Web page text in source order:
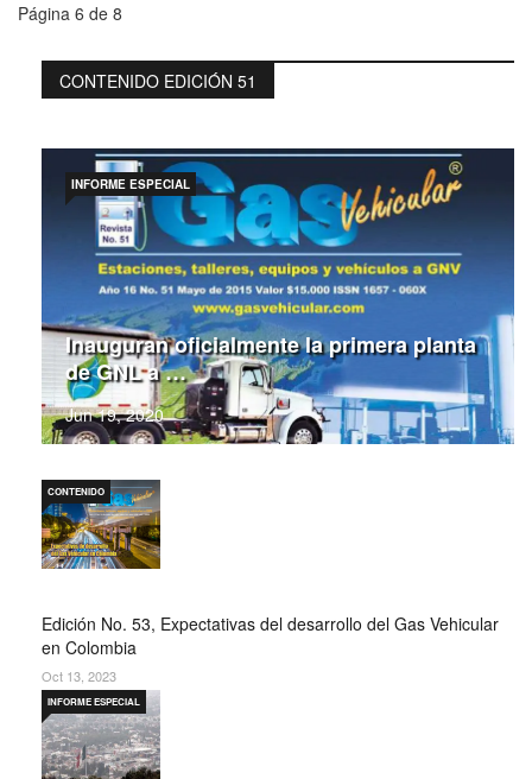
Página 6 de 8
CONTENIDO EDICIÓN 51
Inauguran oficialmente la primera planta
de GNL a …
Jun 19, 2020
INFORME ESPECIAL
Edición No. 53, Expectativas del desarrollo del Gas Vehicular
en Colombia
CONTENIDO
Oct 13, 2023
INFORME ESPECIAL